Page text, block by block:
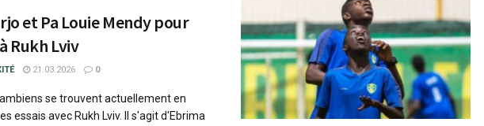
et Pa Louie Mendy pour
Rukh Lviv
21.03.2026 0
se trouvent actuellement en
essais avec Rukh Lviv. Il s'agit d'Ebrima